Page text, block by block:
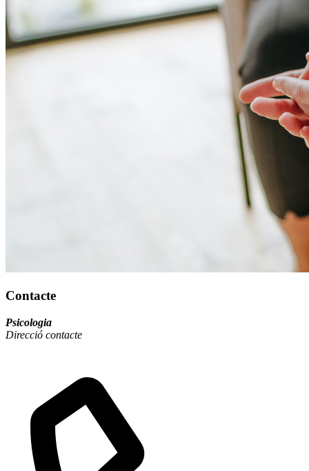
Contacte
Psicologia
Direcció contacte